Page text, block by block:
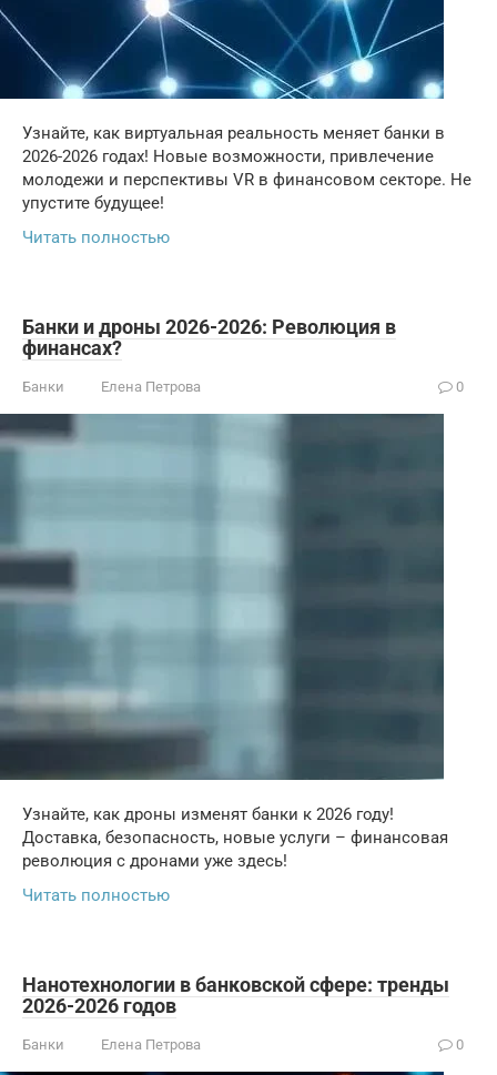
Узнайте, как виртуальная реальность меняет банки в
2026-2026 годах! Новые возможности, привлечение
молодежи и перспективы VR в финансовом секторе. Не
упустите будущее!
Читать полностью
Банки и дроны 2026-2026: Революция в
финансах?
Банки Елена Петрова 0
Узнайте, как дроны изменят банки к 2026 году!
Доставка, безопасность, новые услуги – финансовая
революция с дронами уже здесь!
Читать полностью
Нанотехнологии в банковской сфере: тренды
2026-2026 годов
Банки Елена Петрова 0